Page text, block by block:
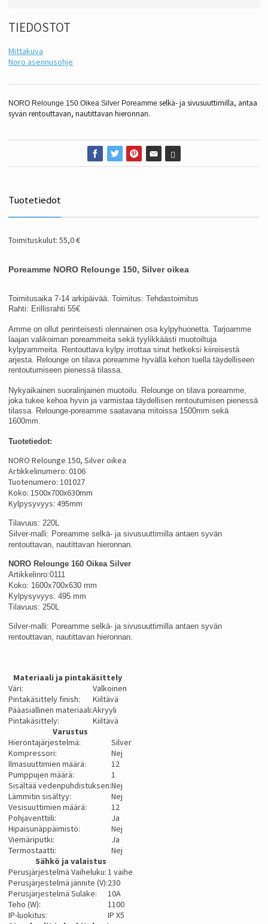
TIEDOSTOT
Mittakuva
Noro asennusohje
NORO Relounge 150 Oikea Silver Poreamme selkä- ja sivusuuttimilla, antaa
syvän rentouttavan, nautittavan hieronnan.
Tuotetiedot
Toimituskulut: 55,0 €
Poreamme NORO Relounge 150, Silver oikea
Toimitusaika 7-14 arkipäivää. Toimitus: Tehdastoimitus
Rahti: Erillisrahti 55€
Amme on ollut perinteisesti olennainen osa kylpyhuonetta. Tarjoamme
laajan valikoiman poreammeita sekä tyylikkäästi muotoiltuja
kylpyammeita. Rentouttava kylpy irrottaa sinut hetkeksi kiireisestä
arjesta. Relounge on tilava poreamme hyvällä kehon tuella täydelliseen
rentoutumiseen pienessä tilassa.
Nykyaikainen suoralinjainen muotoilu. Relounge on tilava poreamme,
joka tukee kehoa hyvin ja varmistaa täydellisen rentoutumisen pienessä
tilassa. Relounge-poreamme saatavana mitoissa 1500mm sekä
1600mm.
Tuotetiedot:
NORO Relounge 150, Silver oikea
Artikkelinumero: 0106
Tuotenumero: 101027
Koko: 1500x700x630mm
Kylpysyvyys: 495mm
Tilavuus: 220L
Silver-malli: Poreamme selkä- ja sivusuuttimilla antaen syvän
rentouttavan, nautittavan hieronnan.
NORO Relounge 160 Oikea Silver
Artikkelinro:0111
Koko: 1600x700x630 mm
Kylpysyvyys: 495 mm
Tilavuus: 250L
Silver-malli: Poreamme selkä- ja sivusuuttimilla antaen syvän
rentouttavan, nautittavan hieronnan.
Materiaali ja pintakäsittely
Väri:
Valkoinen
Pintakäsittely finish:
Kiiltävä
Pääasiallinen materiaali:Akryyli
Pintakäsittely:
Kiiltävä
Varustus
Hierontajärjestelmä:
Silver
Kompressori:
Nej
Ilmasuuttimien määrä:
12
Pumppujen määrä:
1
Sisältää vedenpuhdistuksen:Nej
Lämmitin sisältyy:
Nej
Vesisuuttimien määrä:
12
Pohjaventtiili:
Ja
Hipaisunäppäimistö:
Nej
Viemäriputki:
Ja
Termostaatti:
Nej
Sähkö ja valaistus
Perusjärjestelmä Vaiheluku: 1 vaihe
Perusjärjestelmä jännite (V):230
Perusjärjestelmä Sulake:
10A
Teho (W):
1100
IP-luokitus:
IP X5